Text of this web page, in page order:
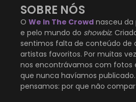
SOBRE NÓS
O We In The Crowd nasceu da
e pelo mundo do showbiz.
sentimos falta de conteúdo de
artistas favoritos. Por muitas
nos encontrávamos com fotos
que nunca havíamos publicado.
pensamos: por que não